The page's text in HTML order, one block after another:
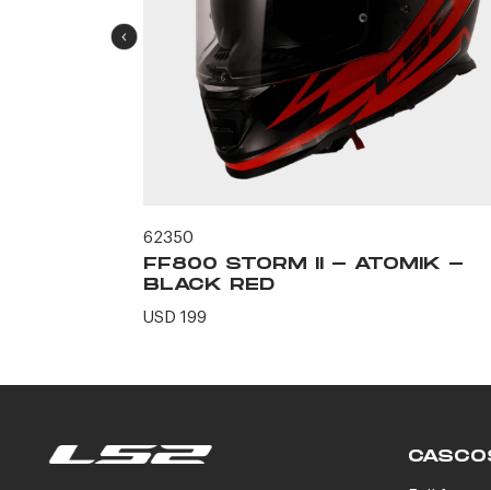
62350
FF800 STORM II - ATOMIK -
BLACK RED
USD 199